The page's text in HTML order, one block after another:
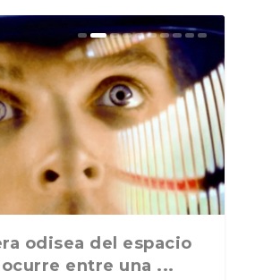
de la temporada
que nos vamos ...
odisea del espacio
entre una ...